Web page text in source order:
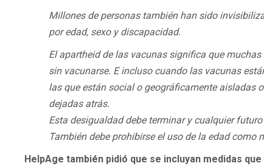
Millones de personas también han sido
por edad, sexo y discapacidad.
El apartheid de las vacunas significa que
sin vacunarse. E incluso cuando las vacunas
las que están social o geográficamente aisladas
dejadas atrás.
Esta desigualdad debe terminar y cualquier
También debe prohibirse el uso de la edad como
HelpAge también pidió que se incluyan medidas